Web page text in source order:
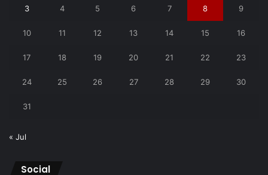
3 4 5 6 7 8 9
10 11 12 13 14 15 16
17 18 19 20 21 22 23
24 25 26 27 28 29 30
31
« Jul
Social